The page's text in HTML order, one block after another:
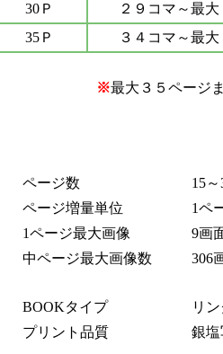
30Ｐ
２９コマ～最
35Ｐ
３４コマ～最
※最大３５ペー
ページ数
15～
ページ増量単位
1ペ
1ページ最大画像
9画
中ページ最大画像数
306画
BOOKタイプ
リン
プリント品質
銀塩